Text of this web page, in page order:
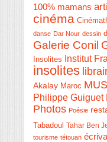
100% mamans
cinéma
danse Dar Nour dessin
Galerie Conil
Insolites Institut
insolites
Akalay Maroc
Philippe Guiguet
Photos Poésie
Tabadoul Tahar Ben
tourisme tétouan